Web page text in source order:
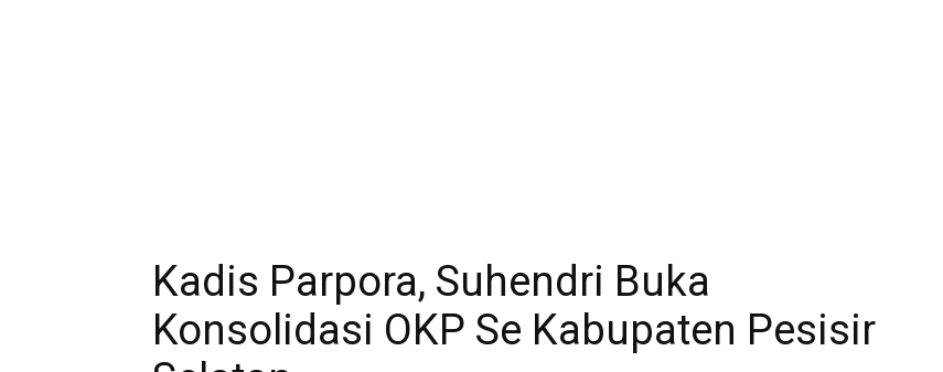
Kadis Parpora, Suhendri Buka
Konsolidasi OKP Se Kabupaten Pesisir